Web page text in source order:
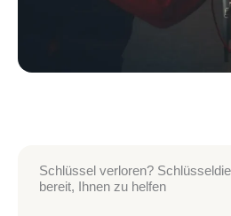
Schlüssel verloren?
bereit, Ihnen zu helfen